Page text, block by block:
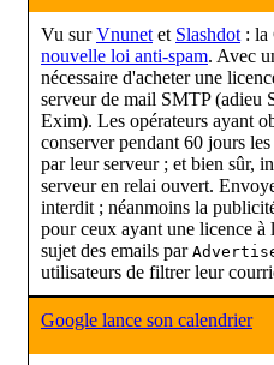
Vu surVnunet et Slashdot : la
nouvelle loi anti-spam. Avec
nécessaire d'acheter une
serveur de mail SMTP (adieu
Exim). Les opérateurs ayant
conserver pendant 60 jours
par leur serveur ; et bien sûr,
serveur en relai ouvert.
interdit ; néanmoins la
pour ceux ayant une licence
sujet des emails par
utilisateurs de filtrer leur
Google lance son calendrier